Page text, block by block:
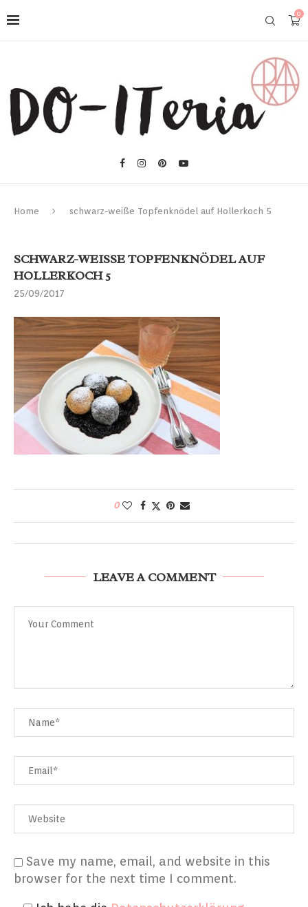
0
Home schwarz-weiße Topfenknödel auf Hollerkoch 5
SCHWARZ-WEISSE TOPFENKNÖDEL AUF H
OLLERKOCH 5
25/09/2017
0
LEAVE A COMMENT
Save my name, email, and website in this
browser for the next time I comment.